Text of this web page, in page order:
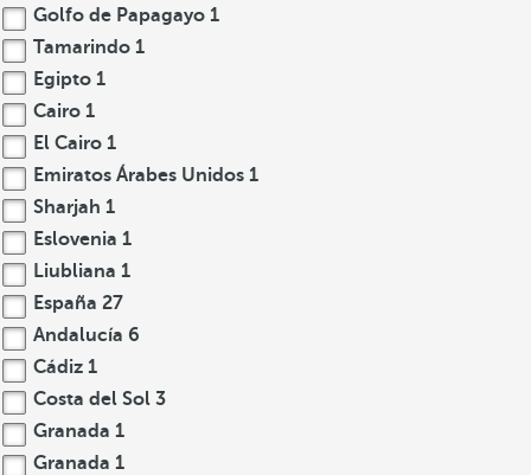
Golfo de Papagayo 1
Tamarindo 1
Egipto 1
Cairo 1
El Cairo 1
Emiratos Árabes Unidos 1
Sharjah 1
Eslovenia 1
Liubliana 1
España 27
Andalucía 6
Cádiz 1
Costa del Sol 3
Granada 1
Granada 1